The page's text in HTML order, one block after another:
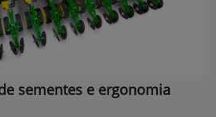
sementes e ergonomia